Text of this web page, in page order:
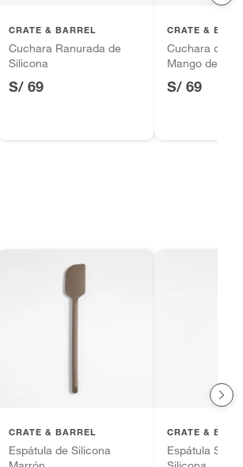
CRATE & BARREL
Cuchara Ranurada de
Silicona
S/ 69
CRATE &
Cuchara de
Mango de
S/ 69
CRATE & BARREL
Espátula de Silicona
CRATE &
Espátula